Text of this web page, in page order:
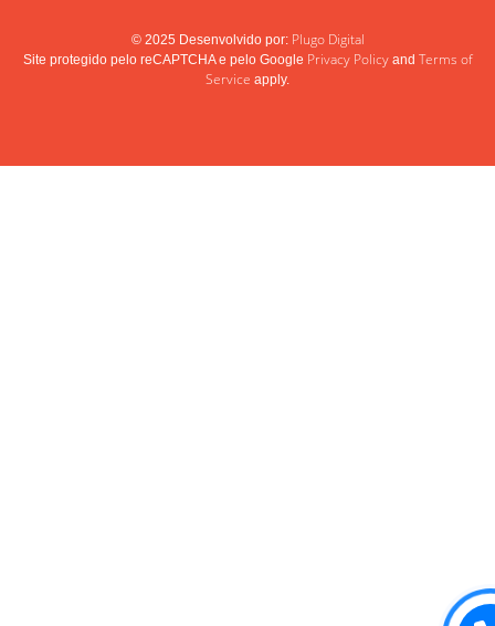
© 2025 Desenvolvido por: Plugo Digital
Site protegido pelo reCAPTCHA e pelo Google Privacy Policyand Terms of
Service apply.